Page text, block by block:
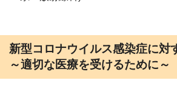
新型コロナウイルス感染症に対
～適切な医療を受けるために～